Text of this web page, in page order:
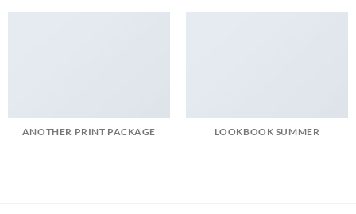
ANOTHER PRINT PACKAGE LOOKBOOK SUMMER